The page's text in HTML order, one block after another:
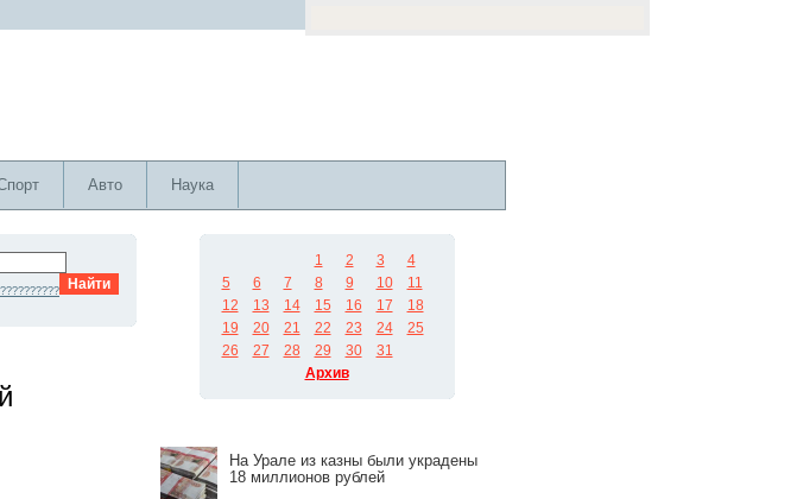
Авто Наука
1 2 3
4
5
6 7 8 9 10
11
12
13 14 15 16 17
18
19
20 21 22 23 24
25
26
27 28 29 30
31
Архив
На Урале из казны были украдены
18 миллионов рублей